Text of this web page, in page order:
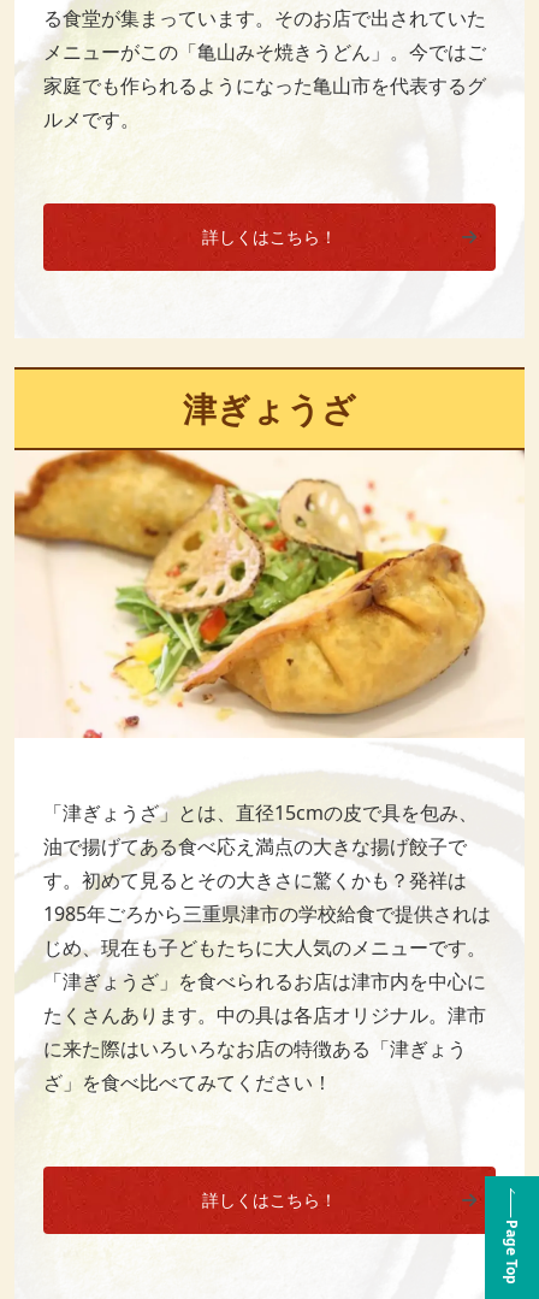
る食堂が集まっています。そのお店で出されていた
メニューがこの「亀山みそ焼きうどん」。今ではご
家庭でも作られるようになった亀山市を代表するグ
ルメです。
詳しくはこちら！
津ぎょうざ
「津ぎょうざ」とは、直径15cmの皮で具を包み、
油で揚げてある食べ応え満点の大きな揚げ餃子で
す。初めて見るとその大きさに驚くかも？発祥は
1985年ごろから三重県津市の学校給食で提供されは
じめ、現在も子どもたちに大人気のメニューです。
「津ぎょうざ」を食べられるお店は津市内を中心に
たくさんあります。中の具は各店オリジナル。津市
に来た際はいろいろなお店の特徴ある「津ぎょう
ざ」を食べ比べてみてください！
詳しくはこちら！
Page Top